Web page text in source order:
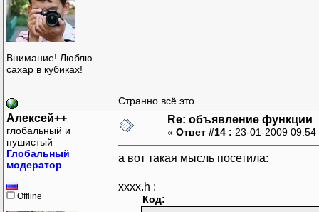
Внимание! Люблю
сахар в кубиках!
Странно всё это....
Алексей++
глобальный и
пушистый
Глобальный
модератор
Offline
Re: объявление функции
« Ответ #14 : 23-01-2009
а вот такая мысль посетила:
xxxx.h :
Код: